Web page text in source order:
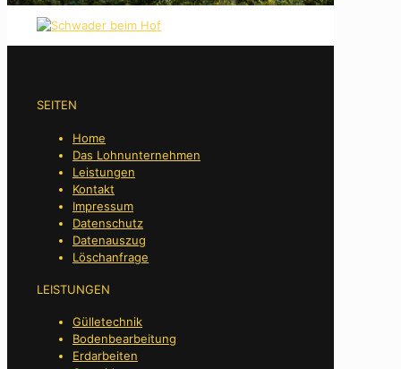
SEITEN
Home
Das Lohnunternehmen
Leistungen
Kontakt
Impressum
Datenschutz
Datenauszug
Löschanfrage
LEISTUNGEN
Gülletechnik
Bodenbearbeitung
Erdarbeiten